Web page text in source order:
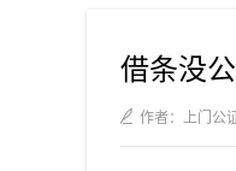
借条没
作者：上门公